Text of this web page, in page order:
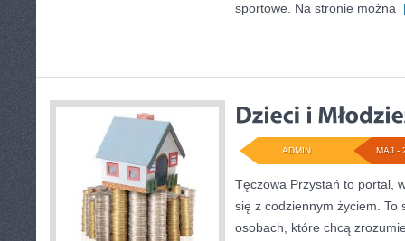
sportowe. Na stronie można
MAJ -
ADMIN
Tęczowa Przystań to portal,
się z codziennym życiem. To
osobach, które chcą